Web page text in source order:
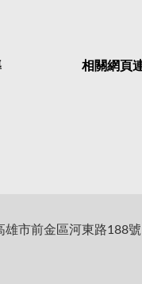
相關網頁
雄市前金區河東路188號